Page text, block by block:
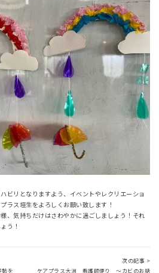
ビリとなりますよう、イベントやレクリエーショ
ラス垣生をよろしくお願い致します！
、気持ちだけはさわやかに過ごしましょう！それ
う！
を
次の記事 >
ケアプラス大洲 看護師便り ～カビのお話